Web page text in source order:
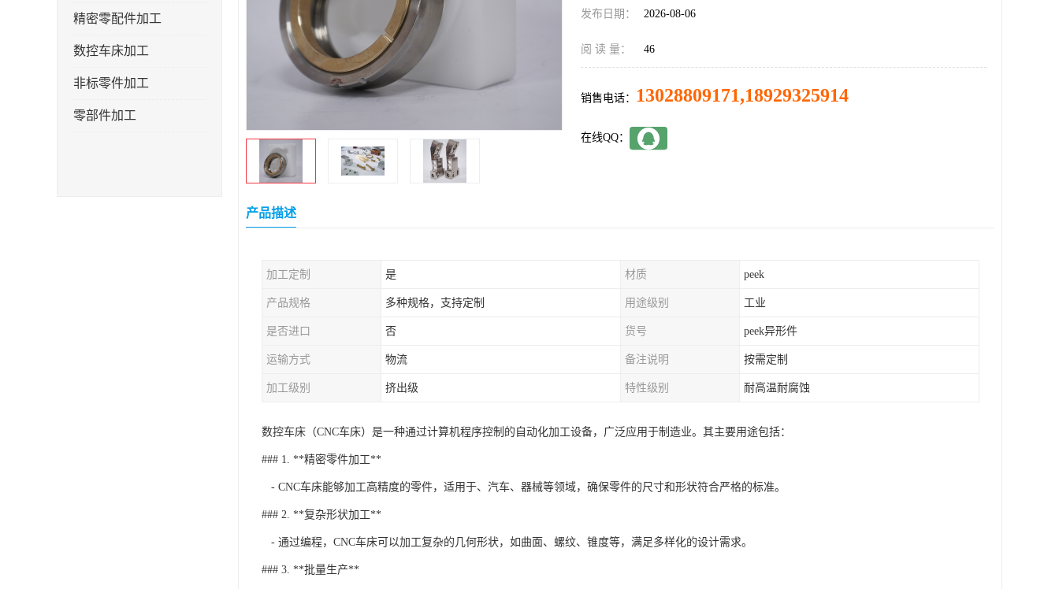
精密零配件加工
数控车床加工
非标零件加工
零部件加工
发布日期： 2026-08-06
阅 读 量： 46
销售电话： 13028809171,18929325914
在线QQ：
产品描述
加工定制 是 材质 peek
产品规格 多种规格，支持定制 用途级别 工业
是否进口 否 货号 peek异形件
运输方式 物流 备注说明 按需定制
加工级别 挤出级 特性级别 耐高温耐腐蚀
数控车床（CNC车床）是一种通过计算机程序控制的自动化加工设备，广泛应用于制造业。其主要用途包括：
### 1. **精密零件加工**
- CNC车床能够加工高精度的零件，适用于、汽车、器械等领域，确保零件的尺寸和形状符合严格的标准。
### 2. **复杂形状加工**
- 通过编程，CNC车床可以加工复杂的几何形状，如曲面、螺纹、锥度等，满足多样化的设计需求。
### 3. **批量生产**